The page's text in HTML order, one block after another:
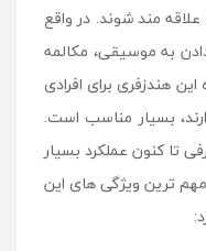
مند شوند. در واقع
به موسیقی، مکالمه
هندزفری برای افرادی
بسیار مناسب است.
تا کنون عملکرد بسیار
ترین ویژگی های این